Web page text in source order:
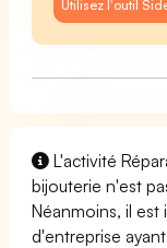
Utilisez l'outil
L'activité
bijouterie n'est
Néanmoins, il
d'entreprise